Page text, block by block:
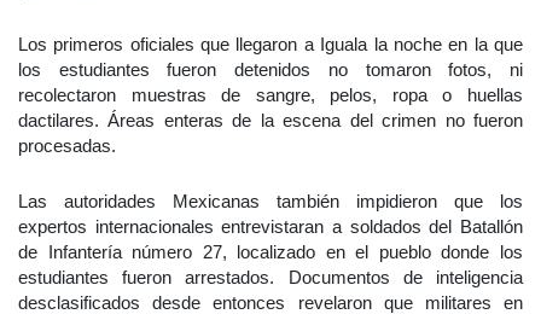
Los primeros oficiales que llegaron a Iguala la noche en la que
los estudiantes fueron detenidos no tomaron fotos, ni
recolectaron muestras de sangre, pelos, ropa o huellas
dactilares. Áreas enteras de la escena del crimen no fueron
procesadas.
Las autoridades Mexicanas también impidieron que los
expertos internacionales entrevistaran a soldados del Batallón
de Infantería número 27, localizado en el pueblo donde los
estudiantes fueron arrestados. Documentos de inteligencia
desclasificados desde entonces revelaron que militares en